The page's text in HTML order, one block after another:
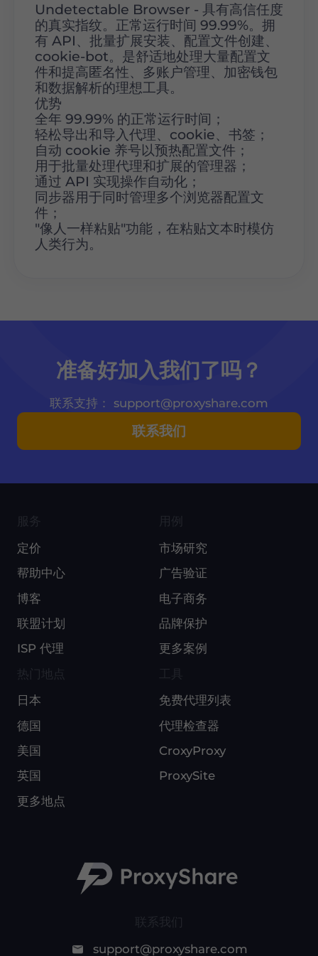
Undetectable Browser - 具有高信任度
的真实指纹。正常运行时间 99.99%。拥
有 API、批量扩展安装、配置文件创建、
cookie-bot。是舒适地处理大量配置文
件和提高匿名性、多账户管理、加密钱包
和数据解析的理想工具。
优势
全年 99.99% 的正常运行时间；
轻松导出和导入代理、cookie、书签；
自动 cookie 养号以预热配置文件；
用于批量处理代理和扩展的管理器；
通过 API 实现操作自动化；
同步器用于同时管理多个浏览器配置文
件；
"像人一样粘贴"功能，在粘贴文本时模仿
人类行为。
准备好加入我们了吗？
联系支持： support@proxyshare.com
联系我们
联系我们
support@proxyshare.com
服务
定价
帮助中心
博客
联盟计划
ISP 代理
用例
市场研究
广告验证
电子商务
品牌保护
更多案例
日本
德国
美国
英国
更多地点
免费代理列表
代理检查器
CroxyProxy
ProxySite